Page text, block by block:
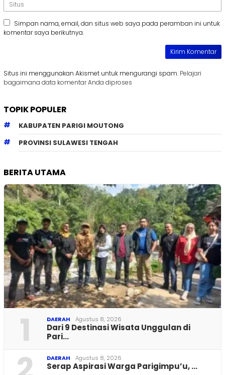
Simpan nama, email, dan situs web saya pada peramban ini untuk
komentar saya berikutnya.
Situs ini menggunakan Akismet untuk mengurangi spam. Pelajari
bagaimana data komentar Anda diproses
TOPIK POPULER
KABUPATEN PARIGI MOUTONG
PROVINSI SULAWESI TENGAH
BERITA UTAMA
1 DAERAH Agustus 8, 2026
Dari 9 Destinasi Wisata Unggulan di
Pari…
DAERAH Agustus 8, 2026
Serap Aspirasi Warga Parigimpu’u, …